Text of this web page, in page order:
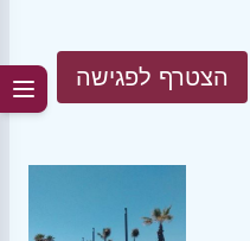
הצטרף לפגישה